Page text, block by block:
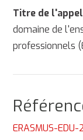
Titre de
domaine de
professionnels
ERASMUS-